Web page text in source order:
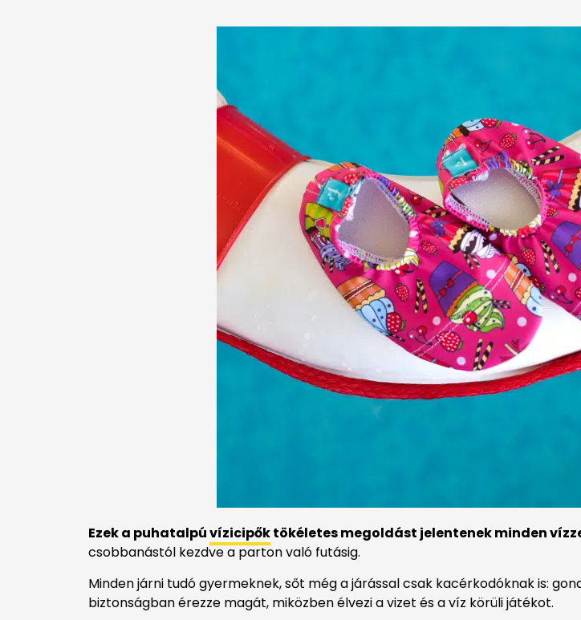
Ezek a puhatalpúvízicipőktökéletes megoldást jelentenek minden
csobbanástól kezdve a parton való futásig.
Minden járni tudó gyermeknek, sőt még a járással csak kacérkodóknak is:
biztonságban érezze magát, miközben élvezi a vizet és a víz körüli játékot.